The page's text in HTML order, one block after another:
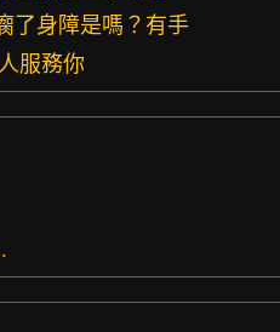
了身障是嗎？有手
服務你